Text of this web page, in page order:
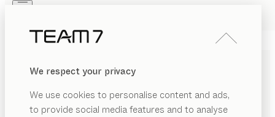
We respect your privacy
We use cookies to personalise content and ads,
to provide social media features and to analyse
PRODUKTE
INSPIRATION
HÄNDLER
noxKOMMODE
von Jacob Strobel